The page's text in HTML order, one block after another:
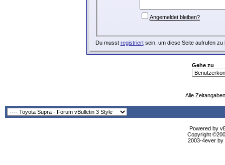
Angemeldet bleiben?
Du musst registriertsein, um diese Seite aufrufen zu
Gehe zu
Alle
Powered by
Copyright
2003-4ever by